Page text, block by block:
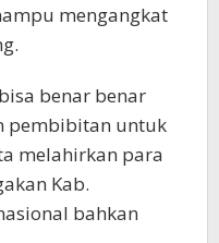
mengangkat
benar benar
pembibitan untuk
melahirkan para
Kab.
bahkan